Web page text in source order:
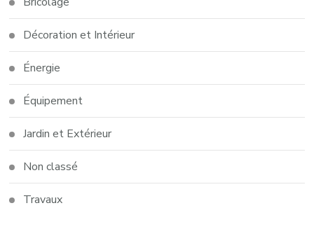
Décoration et Intérieur
Énergie
Équipement
Jardin et Extérieur
Non classé
Travaux